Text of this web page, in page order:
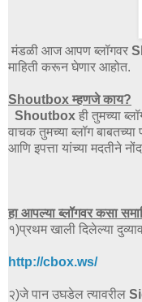
मंडळी आज आपण ब्लॉगवर
माहिती करून घेणार आहोत.
Shoutbox म्हणजे काय?
Shoutbox ही तुमच्या
वाचक तुमच्या ब्लॉग बाबतच्या
आणि इपत्ता यांच्या मदतीने
हा आपल्या ब्लॉगवर कसा
१)प्रथम खाली दिलेल्या
http://cbox.ws/
२)जे पान उघडेल त्यावरील